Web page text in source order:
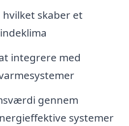
skaber et
integrere med
gennem
systemer